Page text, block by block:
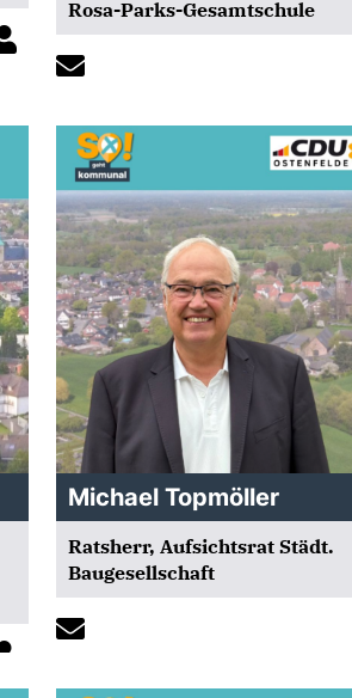
Rosa-Parks-Gesamtschule
Michael Topmöller
Ratsherr, Aufsichtsrat Städt.
Baugesellschaft